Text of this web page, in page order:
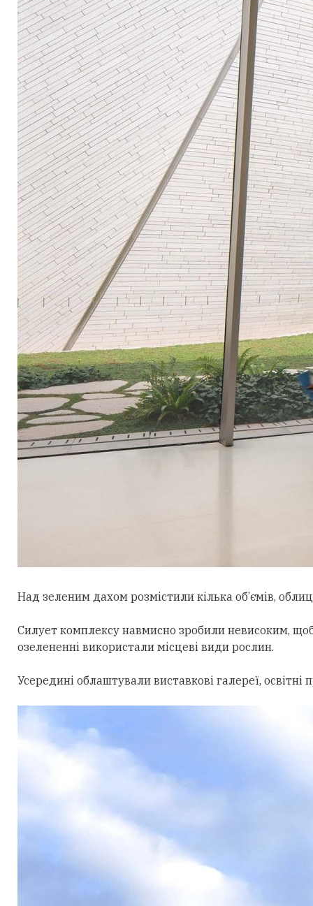
Над зеленим дахом розмістили кілька об’ємів,
Силует комплексу навмисно зробили невисоким,
озелененні використали місцеві види рослин.
Усередині облаштували виставкові галереї,